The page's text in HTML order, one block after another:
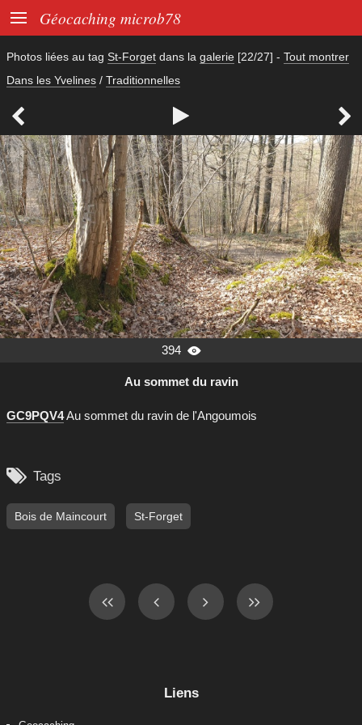
 Géocaching microb78
Photos liées au tag St-Forget dans la galerie [22/27] - Tout montrer
Dans les Yvelines / Traditionnelles
  
394 
Au sommet du ravin
GC9PQV4Au sommet du ravin de l'Angoumois
 Tags
Bois de Maincourt St-Forget
Liens